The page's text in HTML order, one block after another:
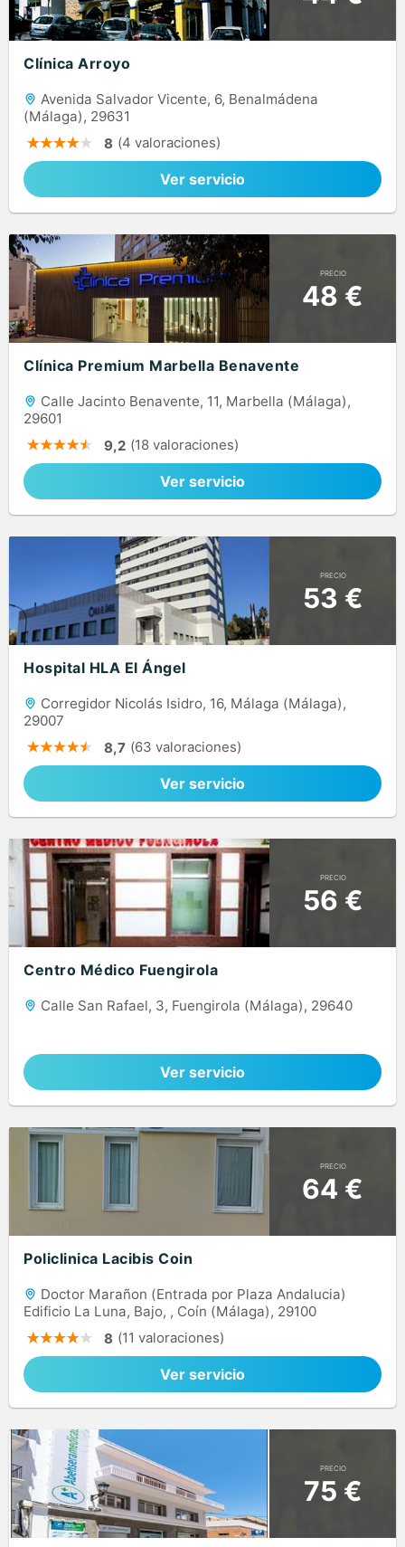
Clínica Arroyo
Avenida Salvador Vicente, 6, Benalmádena
(Málaga), 29631
8 (4 valoraciones)
Ver servicio
PRECIO
48 €
Clínica Premium Marbella Benavente
Calle Jacinto Benavente, 11, Marbella (Málaga),
29601
9,2 (18 valoraciones)
Ver servicio
PRECIO
53 €
Hospital HLA El Ángel
Corregidor Nicolás Isidro, 16, Málaga (Málaga),
29007
8,7 (63 valoraciones)
Ver servicio
PRECIO
56 €
Centro Médico Fuengirola
Calle San Rafael, 3, Fuengirola (Málaga), 29640
Ver servicio
PRECIO
64 €
Policlinica Lacibis Coin
Doctor Marañon (Entrada por Plaza Andalucia)
Edificio La Luna, Bajo, , Coín (Málaga), 29100
8 (11 valoraciones)
Ver servicio
PRECIO
75 €